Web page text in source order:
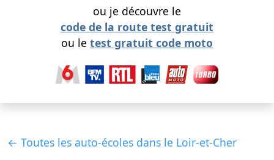
ou je découvre le
code de la route test gratuit
ou le test gratuit code moto
← Toutes les auto-écoles dans le Loir-et-Cher